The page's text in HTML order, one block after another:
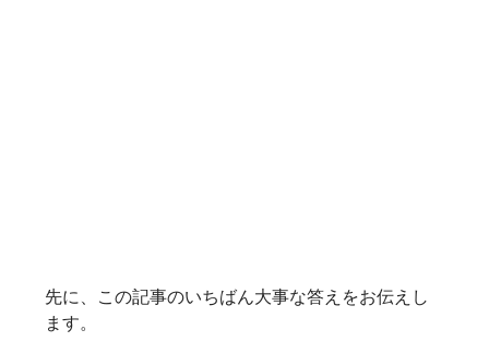
先に、この記事のいちばん大事な答えをお伝えし
ます。